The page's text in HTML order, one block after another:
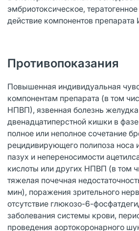
эмбриотоксическое,
действие компонентов
Противопоказания
Повышенная индивидуальная
компонентам препарата (в том
НПВП), язвенная болезнь
двенадцатиперстной кишки в
полное или неполное сочетание
рецидивирующего полипоза носа
пазух и непереносимости
кислоты или других НПВП (в том
тяжелая почечная
мин), поражения зрительного
отсутствие глюкозо-6-
заболевания системы крови,
проведения аортокоронарного